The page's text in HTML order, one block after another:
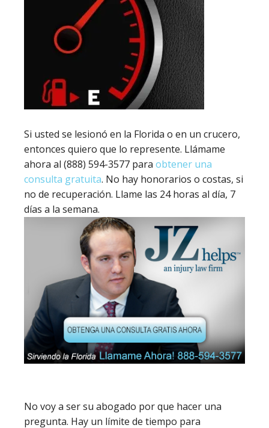
Si usted se lesionó en la Florida o en un crucero,
entonces quiero que lo represente. Llámame
ahora al (888) 594-3577 para obtener una
consulta gratuita. No hay honorarios o costas, si
no de recuperación. Llame las 24 horas al día, 7
días a la semana.
No voy a ser su abogado por que hacer una
pregunta. Hay un límite de tiempo para